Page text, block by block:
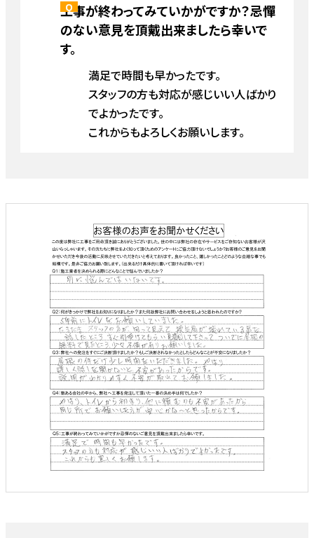
工事が終わってみていかがですか？忌憚
のない意見を頂戴出来ましたら幸いで
す。
満足で時間も早かったです。
スタッフの方も対応が感じいい人ばかり
でよかったです。
これからもよろしくお願いします。